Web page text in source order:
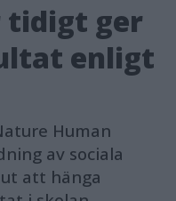
tidigt ger
enligt
Human
av sociala
att hänga